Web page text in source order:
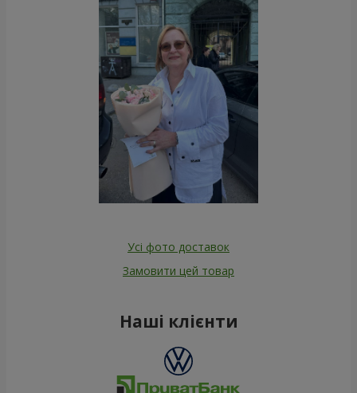
Усі фото доставок
Замовити цей товар
Наші клієнти